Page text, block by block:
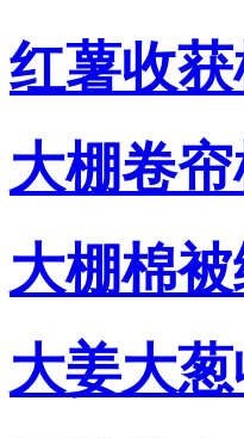
红薯收
大棚卷
大棚棉
大姜大